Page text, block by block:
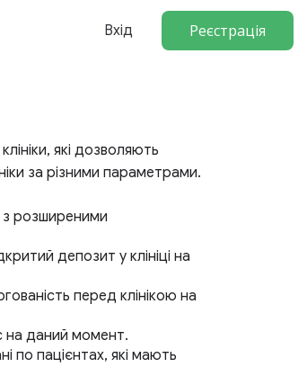
Реєстрація
Вхід
які дозволяють
за різними параметрами.
з розширеними
депозит у клініці на
перед клінікою на
на даний момент.
по пацієнтах, які мають